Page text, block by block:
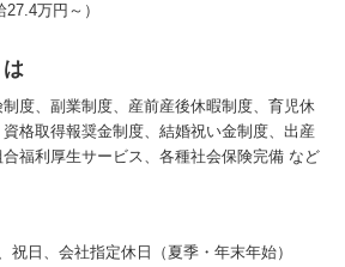
万円～）
度、副業制度、産前産後休暇制度、育児休
格取得報奨金制度、結婚祝い金制度、出産
福利厚生サービス、各種社会保険完備 など
祝日、会社指定休日（夏季・年末年始）